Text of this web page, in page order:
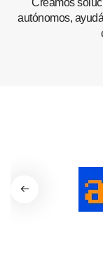
Creamos
autónomos,